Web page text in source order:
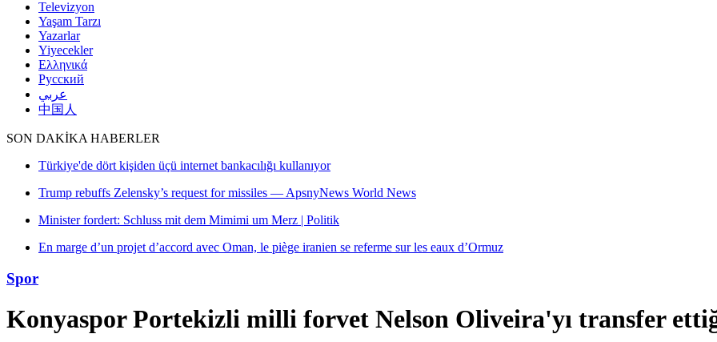
Televizyon
Yaşam Tarzı
Yazarlar
Yiyecekler
Ελληνικά
Русский
عربي
中国人
SON DAKİKA HABERLER
Türkiye'de dört kişiden üçü internet bankacılığı kullanıyor
Trump rebuffs Zelensky’s request for missiles — ApsnyNews World News
Minister fordert: Schluss mit dem Mimimi um Merz | Politik
En marge d’un projet d’accord avec Oman, le piège iranien se referme sur les eaux d’Ormuz
Spor
Konyaspor Portekizli milli forvet Nelson Oliveira'yı transfer